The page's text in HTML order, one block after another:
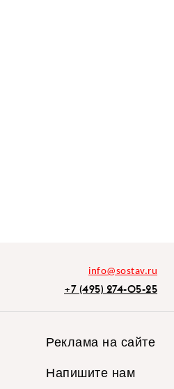
info@sostav.ru
+7 (495) 274-05-25
Реклама на сайте
Напишите нам